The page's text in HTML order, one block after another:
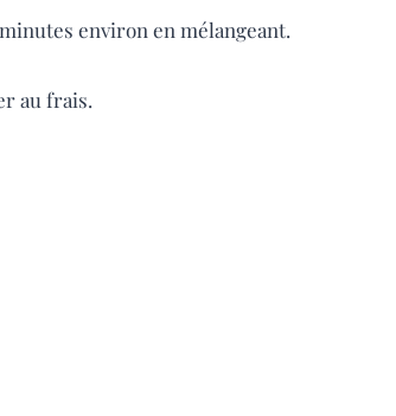
environ en mélangeant.
au frais.